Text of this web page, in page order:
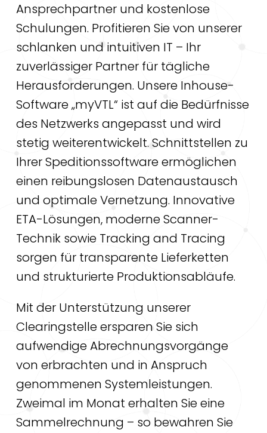
Ansprechpartner und kostenlose
Schulungen. Profitieren Sie von unserer
schlanken und intuitiven IT – Ihr
zuverlässiger Partner für tägliche
Herausforderungen. Unsere Inhouse-
Software „myVTL“ ist auf die Bedürfnisse
des Netzwerks angepasst und wird
stetig weiterentwickelt. Schnittstellen zu
Ihrer Speditionssoftware ermöglichen
einen reibungslosen Datenaustausch
und optimale Vernetzung. Innovative
ETA-Lösungen, moderne Scanner-
Technik sowie Tracking and Tracing
sorgen für transparente Lieferketten
und strukturierte Produktionsabläufe.
Mit der Unterstützung unserer
Clearingstelle ersparen Sie sich
aufwendige Abrechnungsvorgänge
von erbrachten und in Anspruch
genommenen Systemleistungen.
Zweimal im Monat erhalten Sie eine
Sammelrechnung – so bewahren Sie